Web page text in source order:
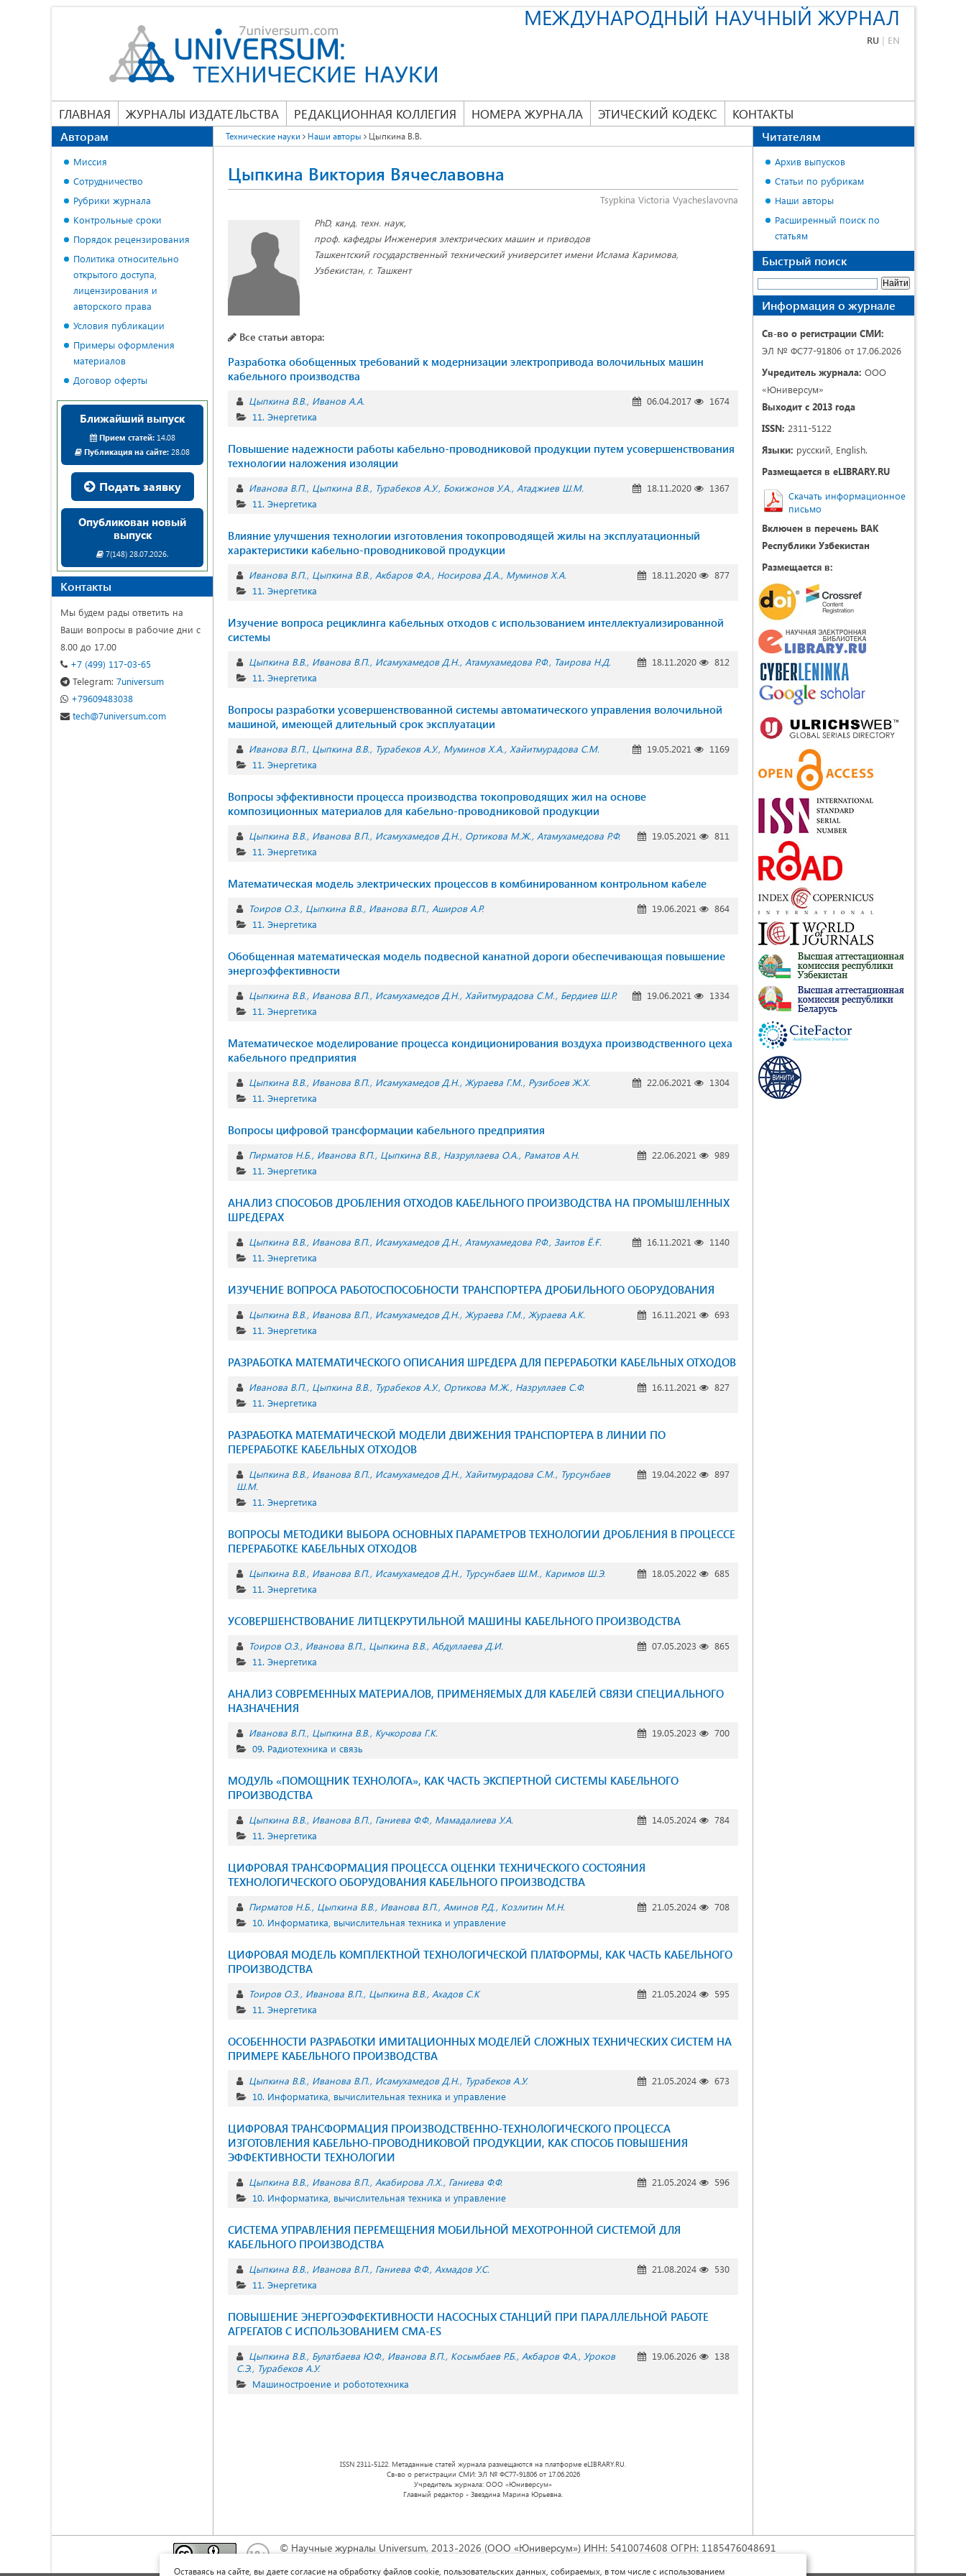
МЕЖДУНАРОДНЫЙ НАУЧНЫЙ ЖУРНАЛ
RU | EN
ГЛАВНАЯ ЖУРНАЛЫ ИЗДАТЕЛЬСТВА РЕДАКЦИОННАЯ КОЛЛЕГИЯ НОМЕРА ЖУРНАЛА ЭТИЧЕСКИЙ КОДЕКС КОНТАКТЫ
Технические науки Наши авторы Цыпкина В.В.
Цыпкина Виктория Вячеславовна
Tsypkina Victoria Vyacheslavovna
PhD, канд. техн. наук,
проф. кафедры Инженерия электрических машин и приводов
Ташкентский государственный технический университет имени Ислама Каримова,
Узбекистан, г. Ташкент
Все статьи автора:
Разработка обобщенных требований к модернизации электропривода волочильных машин
кабельного производства
Цыпкина В.В. Иванов А.А. 06.04.2017
1674
11. Энергетика
Повышение надежности работы кабельно-проводниковой продукции путем усовершенствования
технологии наложения изоляции
Иванова В.П. Цыпкина В.В. Турабеков А.У. Бокижонов У.А. Атаджиев Ш.М. 18.11.2020
1367
11. Энергетика
Влияние улучшения технологии изготовления токопроводящей жилы на эксплуатационный
характеристики кабельно-проводниковой продукции
Иванова В.П. Цыпкина В.В. Акбаров Ф.А. Носирова Д.А. Муминов Х.А. 18.11.2020
877
11. Энергетика
Изучение вопроса рециклинга кабельных отходов с использованием интеллектуализированной
системы
Цыпкина В.В. Иванова В.П. Исамухамедов Д.Н. Атамухамедова Р.Ф. Таирова Н.Д. 18.11.2020
812
11. Энергетика
Вопросы разработки усовершенствованной системы автоматического управления волочильной
машиной, имеющей длительный срок эксплуатации
Иванова В.П. Цыпкина В.В. Турабеков А.У. Муминов Х.А. Хайитмурадова С.М. 19.05.2021
1169
11. Энергетика
Вопросы эффективности процесса производства токопроводящих жил на основе
композиционных материалов для кабельно-проводниковой продукции
Цыпкина В.В. Иванова В.П. Исамухамедов Д.Н. Ортикова М.Ж. Атамухамедова Р.Ф. 19.05.2021
811
11. Энергетика
Математическая модель электрических процессов в комбинированном контрольном кабеле
Тоиров О.З. Цыпкина В.В. Иванова В.П. Аширов А.Р. 19.06.2021
864
11. Энергетика
Обобщенная математическая модель подвесной канатной дороги обеспечивающая повышение
энергоэффективности
Цыпкина В.В. Иванова В.П. Исамухамедов Д.Н. Хайитмурадова С.М. Бердиев Ш.Р. 19.06.2021
1334
11. Энергетика
Математическое моделирование процесса кондиционирования воздуха производственного цеха
кабельного предприятия
Цыпкина В.В. Иванова В.П. Исамухамедов Д.Н. Жураева Г.М. Рузибоев Ж.Х. 22.06.2021
1304
11. Энергетика
Вопросы цифровой трансформации кабельного предприятия
Пирматов Н.Б. Иванова В.П. Цыпкина В.В. Назруллаева О.А. Раматов А.Н. 22.06.2021
989
11. Энергетика
АНАЛИЗ СПОСОБОВ ДРОБЛЕНИЯ ОТХОДОВ КАБЕЛЬНОГО ПРОИЗВОДСТВА НА ПРОМЫШЛЕННЫХ
ШРЕДЕРАХ
Цыпкина В.В. Иванова В.П. Исамухамедов Д.Н. Атамухамедова Р.Ф. Заитов Ё.Ғ. 16.11.2021
1140
11. Энергетика
ИЗУЧЕНИЕ ВОПРОСА РАБОТОСПОСОБНОСТИ ТРАНСПОРТЕРА ДРОБИЛЬНОГО ОБОРУДОВАНИЯ
Цыпкина В.В. Иванова В.П. Исамухамедов Д.Н. Жураева Г.М. Жураева А.К. 16.11.2021
693
11. Энергетика
РАЗРАБОТКА МАТЕМАТИЧЕСКОГО ОПИСАНИЯ ШРЕДЕРА ДЛЯ ПЕРЕРАБОТКИ КАБЕЛЬНЫХ ОТХОДОВ
Иванова В.П. Цыпкина В.В. Турабеков А.У. Ортикова М.Ж. Назруллаев С.Ф. 16.11.2021
827
11. Энергетика
РАЗРАБОТКА МАТЕМАТИЧЕСКОЙ МОДЕЛИ ДВИЖЕНИЯ ТРАНСПОРТЕРА В ЛИНИИ ПО
ПЕРЕРАБОТКЕ КАБЕЛЬНЫХ ОТХОДОВ
Цыпкина В.В. Иванова В.П. Исамухамедов Д.Н. Хайитмурадова С.М.
Турсунбаев
Ш.М.
19.04.2022 897
11. Энергетика
ВОПРОСЫ МЕТОДИКИ ВЫБОРА ОСНОВНЫХ ПАРАМЕТРОВ ТЕХНОЛОГИИ ДРОБЛЕНИЯ В ПРОЦЕССЕ
ПЕРЕРАБОТКЕ КАБЕЛЬНЫХ ОТХОДОВ
Цыпкина В.В. Иванова В.П. Исамухамедов Д.Н. Турсунбаев Ш.М. Каримов Ш.Э. 18.05.2022
685
11. Энергетика
УСОВЕРШЕНСТВОВАНИЕ ЛИТЦЕКРУТИЛЬНОЙ МАШИНЫ КАБЕЛЬНОГО ПРОИЗВОДСТВА
Тоиров О.З. Иванова В.П. Цыпкина В.В. Абдуллаева Д.И. 07.05.2023
865
11. Энергетика
АНАЛИЗ СОВРЕМЕННЫХ МАТЕРИАЛОВ, ПРИМЕНЯЕМЫХ ДЛЯ КАБЕЛЕЙ СВЯЗИ СПЕЦИАЛЬНОГО
НАЗНАЧЕНИЯ
Иванова В.П. Цыпкина В.В. Кучкорова Г.К. 19.05.2023
700
09. Радиотехника и связь
МОДУЛЬ «ПОМОЩНИК ТЕХНОЛОГА», КАК ЧАСТЬ ЭКСПЕРТНОЙ СИСТЕМЫ КАБЕЛЬНОГО
ПРОИЗВОДСТВА
Цыпкина В.В. Иванова В.П. Ганиева Ф.Ф. Мамадалиева У.А. 14.05.2024
784
11. Энергетика
ЦИФРОВАЯ ТРАНСФОРМАЦИЯ ПРОЦЕССА ОЦЕНКИ ТЕХНИЧЕСКОГО СОСТОЯНИЯ
ТЕХНОЛОГИЧЕСКОГО ОБОРУДОВАНИЯ КАБЕЛЬНОГО ПРОИЗВОДСТВА
Пирматов Н.Б. Цыпкина В.В. Иванова В.П. Аминов Р.Д. Козлитин М.Н. 21.05.2024
708
10. Информатика, вычислительная техника и управление
ЦИФРОВАЯ МОДЕЛЬ КОМПЛЕКТНОЙ ТЕХНОЛОГИЧЕСКОЙ ПЛАТФОРМЫ, КАК ЧАСТЬ КАБЕЛЬНОГО
ПРОИЗВОДСТВА
Тоиров О.З. Иванова В.П. Цыпкина В.В. Ахадов С.К 21.05.2024
595
11. Энергетика
ОСОБЕННОСТИ РАЗРАБОТКИ ИМИТАЦИОННЫХ МОДЕЛЕЙ СЛОЖНЫХ ТЕХНИЧЕСКИХ СИСТЕМ НА
ПРИМЕРЕ КАБЕЛЬНОГО ПРОИЗВОДСТВА
Цыпкина В.В. Иванова В.П. Исамухамедов Д.Н. Турабеков А.У. 21.05.2024
673
10. Информатика, вычислительная техника и управление
ЦИФРОВАЯ ТРАНСФОРМАЦИЯ ПРОИЗВОДСТВЕННО-ТЕХНОЛОГИЧЕСКОГО ПРОЦЕССА
ИЗГОТОВЛЕНИЯ КАБЕЛЬНО-ПРОВОДНИКОВОЙ ПРОДУКЦИИ, КАК СПОСОБ ПОВЫШЕНИЯ
ЭФФЕКТИВНОСТИ ТЕХНОЛОГИИ
Цыпкина В.В. Иванова В.П. Акабирова Л.Х. Ганиева Ф.Ф. 21.05.2024
596
10. Информатика, вычислительная техника и управление
СИСТЕМА УПРАВЛЕНИЯ ПЕРЕМЕЩЕНИЯ МОБИЛЬНОЙ МЕХОТРОННОЙ СИСТЕМОЙ ДЛЯ
КАБЕЛЬНОГО ПРОИЗВОДСТВА
Цыпкина В.В. Иванова В.П. Ганиева Ф.Ф. Ахмадов У.С. 21.08.2024
530
11. Энергетика
ПОВЫШЕНИЕ ЭНЕРГОЭФФЕКТИВНОСТИ НАСОСНЫХ СТАНЦИЙ ПРИ ПАРАЛЛЕЛЬНОЙ РАБОТЕ
АГРЕГАТОВ С ИСПОЛЬЗОВАНИЕМ CMA-ES
Цыпкина В.В. Булатбаева Ю.Ф. Иванова В.П. Косымбаев Р.Б. Акбаров Ф.А.
Уроков
С.Э.
Турабеков А.У.
19.06.2026 138
Машиностроение и робототехника
ISSN 2311-5122. Метаданные статей журнала размещаются на платформе eLIBRARY.RU.
Св-во о регистрации СМИ: ЭЛ № ФС77-91806 от 17.06.2026
Учредитель журнала: ООО «Юниверсум»
Главный редактор - Звездина Марина Юрьевна.
Авторам
Миссия
Сотрудничество
Рубрики журнала
Контрольные сроки
Порядок рецензирования
Политика относительно
открытого доступа,
лицензирования и
авторского права
Условия публикации
Примеры оформления
материалов
Договор оферты
Ближайший выпуск
Прием статей:14.08
Публикация на сайте: 28.08
Подать заявку
Опубликован новый
выпуск
7(148) 28.07.2026.
Контакты
Мы будем рады ответить на
Ваши вопросы в рабочие дни с
8.00 до 17.00
+7 (499) 117-03-65
Telegram: 7universum
+79609483038
tech@7universum.com
Читателям
Архив выпусков
Статьи по рубрикам
Наши авторы
Расширенный поиск по
статьям
Быстрый поиск
Информация о журнале
Св-во о регистрации СМИ:
ЭЛ № ФС77-91806 от 17.06.2026
Учредитель журнала: ООО
«Юниверсум»
Выходит с 2013 года
ISSN: 2311-5122
Языки: русский, English.
Размещается в eLIBRARY.RU
Скачать информационное
письмо
Включен в перечень ВАК
Республики Узбекистан
Размещается в:
© Научные журналы Universum, 2013-2026 (ООО «Юниверсум») ИНН: 5410074608 ОГРН: 1185476048691
Это произведение доступно по лицензии Creative Commons « Attribution» («Атрибуция») 4.0 Непортированная
Оставаясь на сайте, вы даете согласие на обработку файлов cookie, пользовательских данных, собираемых, в том числе с использованием